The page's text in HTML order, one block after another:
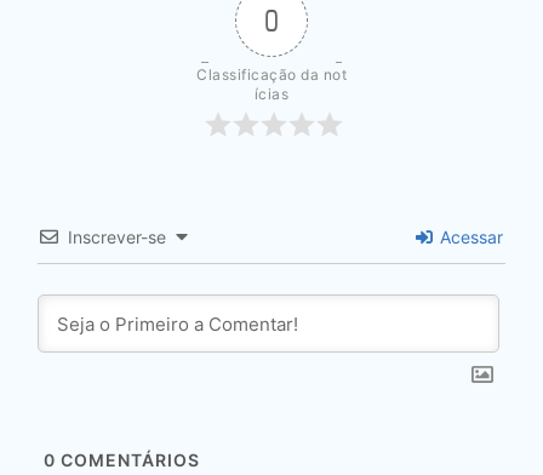
0
Classificação da not
ícias
Inscrever-se Acessar
0 COMENTÁRIOS